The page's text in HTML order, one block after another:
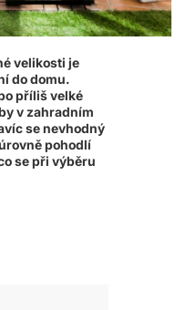
velikosti je
do domu.
příliš velké
v zahradním
se nevhodný
pohodlí
se při výběru